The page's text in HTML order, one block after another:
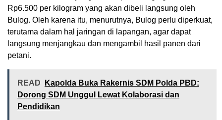
Rp6.500 per kilogram yang akan dibeli langsung oleh
Bulog. Oleh karena itu, menurutnya, Bulog perlu diperkuat,
terutama dalam hal jaringan di lapangan, agar dapat
langsung menjangkau dan mengambil hasil panen dari
petani.
READ
Kapolda Buka Rakernis SDM Polda PBD:
Dorong SDM Unggul Lewat Kolaborasi dan
Pendidikan